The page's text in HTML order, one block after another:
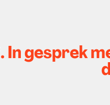
In gesprek